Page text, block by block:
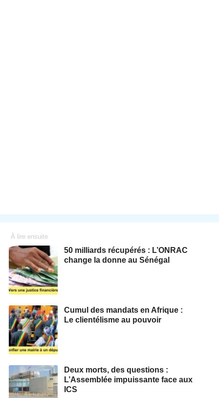
À lire ensuite
50 milliards récupérés : L’ONRAC
change la donne au Sénégal
Cumul des mandats en Afrique :
Le clientélisme au pouvoir
Deux morts, des questions :
L’Assemblée impuissante face aux
ICS